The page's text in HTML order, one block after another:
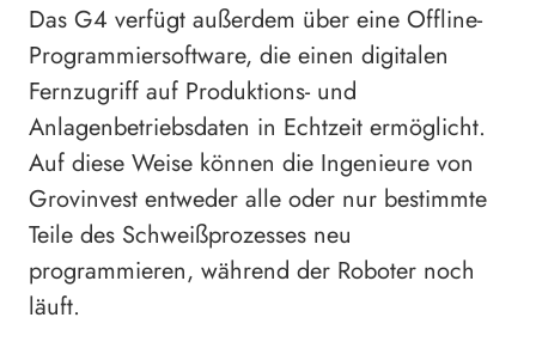
Das G4 verfügt außerdem über eine Offline-
Programmiersoftware, die einen digitalen
Fernzugriff auf Produktions- und
Anlagenbetriebsdaten in Echtzeit ermöglicht.
Auf diese Weise können die Ingenieure von
Grovinvest entweder alle oder nur bestimmte
Teile des Schweißprozesses neu
programmieren, während der Roboter noch
läuft.